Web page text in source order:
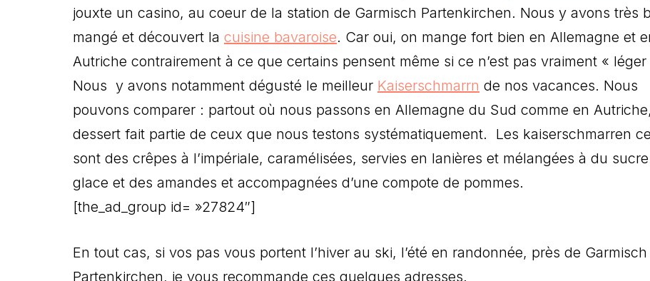
jouxte un casino, au coeur de la station de Garmisch Partenkirchen. Nous y avons très
mangé et découvert la cuisine bavaroise. Car oui, on mange fort bien en Allemagne et
Autriche contrairement à ce que certains pensent même si ce n’est pas vraiment « léger
Nous y avons notamment dégusté le meilleur Kaiserschmarrn de nos vacances. Nous
pouvons comparer : partout où nous passons en Allemagne du Sud comme en
dessert fait partie de ceux que nous testons systématiquement. Les kaiserschmarren ce
sont des crêpes à l’impériale, caramélisées, servies en lanières et mélangées à du sucre
glace et des amandes et accompagnées d’une compote de pommes.
[the_ad_group id= »27824″]
En tout cas, si vos pas vous portent l’hiver au ski, l’été en randonnée, près de Garmisch
Partenkirchen, je vous recommande ces quelques adresses.